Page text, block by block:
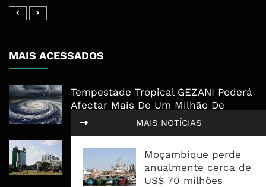
MAIS NOTÍCIAS
Moçambique perde
anualmente cerca de
US$ 70 milhões
MAIS ACESSADOS
Tempestade Tropical GEZANI Poderá
Afectar Mais De Um Milhão De
Pessoas No Centro E Sul ...
Governo admite nova operadora
para a Mozal após suspensão das
operações